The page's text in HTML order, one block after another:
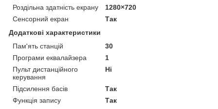
Роздільна здатність екрану
1280×720
Сенсорний екран
Так
Додаткові характеристики
Пам'ять станцій
30
Програми еквалайзера
1
Пульт дистанційного
керування
Ні
Підсилення басів
Так
Функція запису
Так